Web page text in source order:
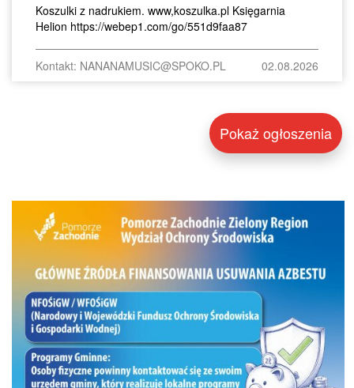
Koszulki z nadrukiem. www,koszulka.pl Księgarnia
Helion https://webep1.com/go/551d9faa87
Kontakt: NANANAMUSIC@SPOKO.PL 02.08.2026
Pokaż ogłoszenia